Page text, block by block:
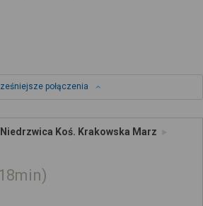
połączenia
Koś. Krakowska Marz
18min